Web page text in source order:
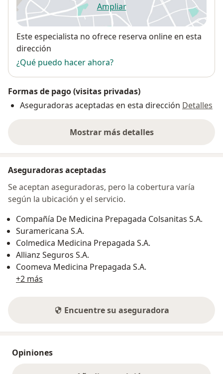
Ampliarse abre en una nueva
Disponibilidad
Este especialista no ofrece reserva online en esta
dirección
¿Qué puedo hacer ahora?
Formas de pago (visitas privadas)
Aseguradoras aceptadas en esta dirección Detalles
Mostrar más detalles
sobre la dirección
Aseguradoras aceptadas
Se aceptan aseguradoras, pero la cobertura varía
según la ubicación y el servicio.
Compañía De Medicina Prepagada Colsanitas S.A.
Suramericana S.A.
Colmedica Medicina Prepagada S.A.
Allianz Seguros S.A.
Coomeva Medicina Prepagada S.A.
+2 más
Encuentre su aseguradora
Opiniones